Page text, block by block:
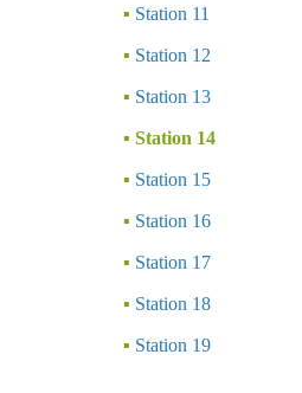
Station 11
Station 12
Station 13
Station 14
Station 15
Station 16
Station 17
Station 18
Station 19